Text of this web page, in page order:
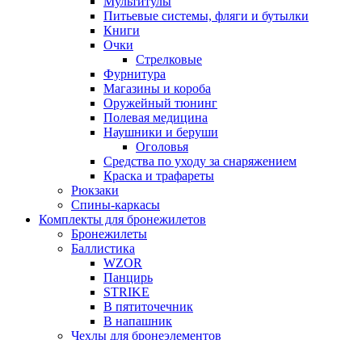
Питьевые системы, фляги и бутылки
Книги
Очки
Стрелковые
Фурнитура
Магазины и короба
Оружейный тюнинг
Полевая медицина
Наушники и беруши
Оголовья
Средства по уходу за снаряжением
Краска и трафареты
Рюкзаки
Спины-каркасы
Комплекты для бронежилетов
Бронежилеты
Баллистика
WZOR
Панцирь
STRIKE
В пятиточечник
В напашник
Чехлы для бронеэлементов